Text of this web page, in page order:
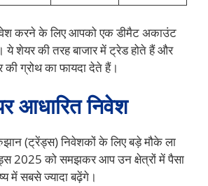
करने के लिए आपको एक डीमैट अकाउंट
ये शेयर की तरह बाजार में ट्रेड होते हैं और
ग्रोथ का फायदा देते हैं।
आधारित निवेश
(ट्रेंड्स) निवेशकों के लिए बड़े मौके ला
2025 को समझकर आप उन क्षेत्रों में पैसा
में सबसे ज्यादा बढ़ेंगे।